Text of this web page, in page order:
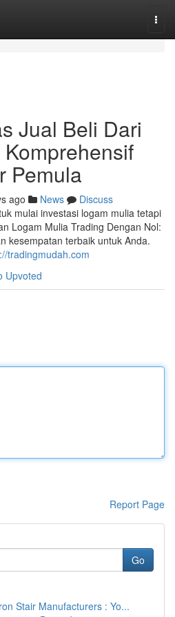
Jual Beli Dari
Pemula
ago News
Discuss
mulai investasi logam mulia tetapi
Logam Mulia Trading Dengan Nol:
kesempatan terbaik untuk Anda.
tradingmudah.com
Upvoted
Report Page
Go
Stair Manufacturers : Yo...